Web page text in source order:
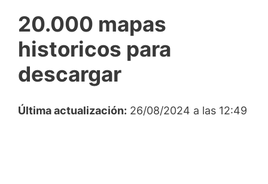
20.000 mapas
historicos para
descargar
Última actualización: 26/08/2024 a las 12:49